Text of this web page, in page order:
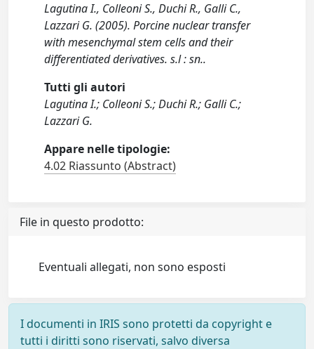
Lagutina I., Colleoni S., Duchi R., Galli C.,
Lazzari G. (2005). Porcine nuclear transfer
with mesenchymal stem cells and their
differentiated derivatives. s.l : sn..
Tutti gli autori
Lagutina I.; Colleoni S.; Duchi R.; Galli C.;
Lazzari G.
Appare nelle tipologie:
4.02 Riassunto (Abstract)
File in questo prodotto:
Eventuali allegati, non sono esposti
I documenti in IRIS sono protetti da copyright e
tutti i diritti sono riservati, salvo diversa